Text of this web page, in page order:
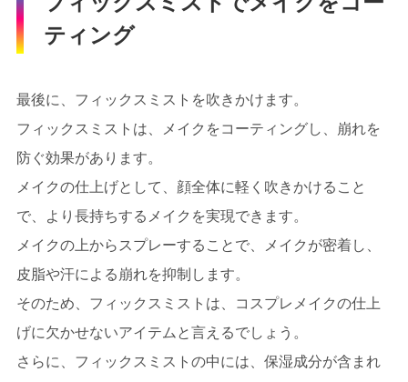
ティング
最後に、フィックスミストを吹きかけます。
フィックスミストは、メイクをコーティングし、崩れを
防ぐ効果があります。
メイクの仕上げとして、顔全体に軽く吹きかけること
で、より長持ちするメイクを実現できます。
メイクの上からスプレーすることで、メイクが密着し、
皮脂や汗による崩れを抑制します。
そのため、フィックスミストは、コスプレメイクの仕上
げに欠かせないアイテムと言えるでしょう。
さらに、フィックスミストの中には、保湿成分が含まれ